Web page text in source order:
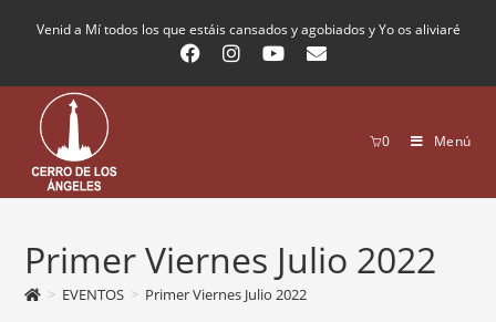
Venid a Mí todos los que estáis cansados y agobiados y Yo os aliviaré
0 Menú
Primer Viernes Julio 2022
> EVENTOS > Primer Viernes Julio 2022